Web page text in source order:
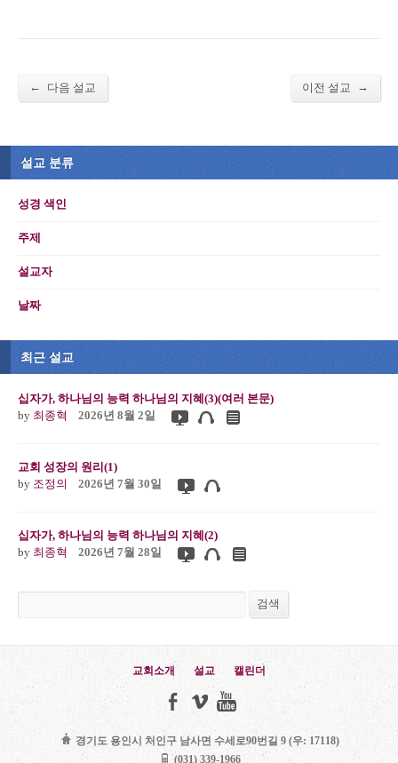
← 다음 설교 이전 설교 →
설교 분류
성경 색인
주제
설교자
날짜
최근 설교
십자가, 하나님의 능력 하나님의 지혜(3)(여러 본문)
by 최종혁 2026년 8월 2일
교회 성장의 원리(1)
by 조정의 2026년 7월 30일
십자가, 하나님의 능력 하나님의 지혜(2)
by 최종혁 2026년 7월 28일
검색
교회소개 설교 캘린더
경기도 용인시 처인구 남사면 수세로90번길 9 (우: 17118)
(031) 339-1966